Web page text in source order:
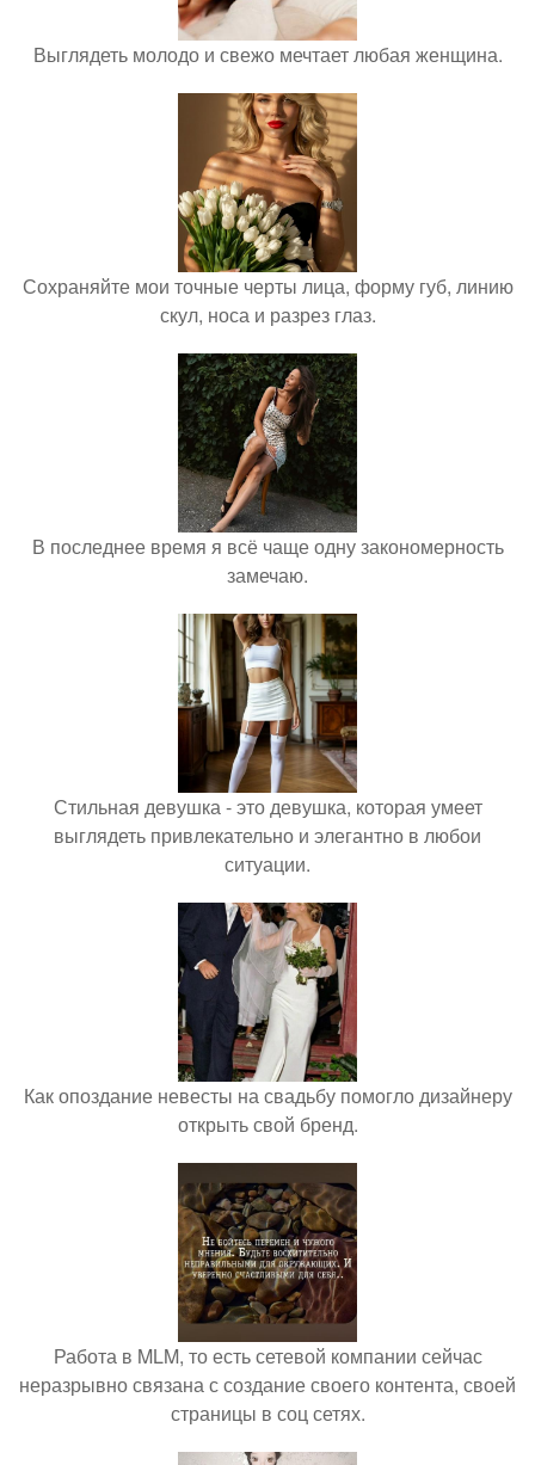
Выглядеть молодо и свежо мечтает любая женщина.
Сохраняйте мои точные черты лица, форму губ, линию
скул, носа и разрез глаз.
В последнее время я всё чаще одну закономерность
замечаю.
Стильная девушка - это девушка, которая умеет
выглядеть привлекательно и элегантно в любои
ситуации.
Как опоздание невесты на свадьбу помогло дизайнеру
открыть свой бренд.
Работа в MLM, то есть сетевой компании сейчас
неразрывно связана с создание своего контента, своей
страницы в соц сетях.